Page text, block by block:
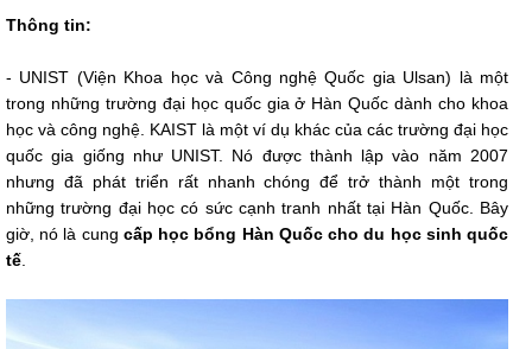
Thông tin:
- UNIST (Viện Khoa học và Công nghệ Quốc gia Ulsan) là một
trong những trường đại học quốc gia ở Hàn Quốc dành cho khoa
học và công nghệ. KAIST là một ví dụ khác của các trường đại học
quốc gia giống như UNIST. Nó được thành lập vào năm 2007
nhưng đã phát triển rất nhanh chóng để trở thành một trong
những trường đại học có sức cạnh tranh nhất tại Hàn Quốc. Bây
giờ, nó là cung cấp học bổng Hàn Quốc cho du học sinh quốc
tế